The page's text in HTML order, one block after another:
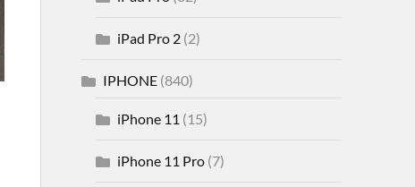
iPad Pro 2(2)
IPHONE(840)
iPhone 11 (15)
iPhone 11 Pro(7)